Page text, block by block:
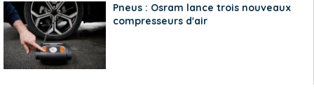
Pneus : Osram lance trois nouveaux
compresseurs d'air